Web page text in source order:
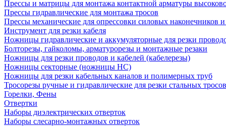
Прессы и матрицы для монтажа контактной арматуры
Прессы гидравлические для монтажа тросов
Прессы механические для опрессовки силовых наконечников и
Инструмент для резки кабеля
Ножницы гидравлические и аккумуляторные для резки
Болторезы, гайколомы, арматурорезы и монтажные резаки
Ножницы для резки проводов и кабелей (кабелерезы)
Ножницы секторные (ножницы НС)
Ножницы для резки кабельных каналов и полимерных труб
Тросорезы ручные и гидравлические для резки стальных тросов
Горелки, Фены
Отвертки
Наборы диэлектрических отверток
Наборы слесарно-монтажных отверток